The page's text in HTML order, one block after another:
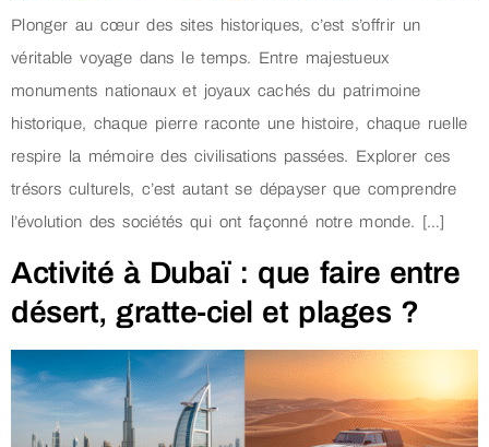
Plonger au cœur des sites historiques, c’est s’offrir un
véritable voyage dans le temps. Entre majestueux
monuments nationaux et joyaux cachés du patrimoine
historique, chaque pierre raconte une histoire, chaque ruelle
respire la mémoire des civilisations passées. Explorer ces
trésors culturels, c’est autant se dépayser que comprendre
l’évolution des sociétés qui ont façonné notre monde. […]
Activité à Dubaï : que faire entre
désert, gratte-ciel et plages ?